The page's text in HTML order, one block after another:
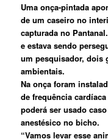
Uma onça-pintada
de um caseiro no
capturada no
e estava sendo
um pesquisador, dois
ambientais.
Na onça foram
de frequência
poderá ser usado
anestésico no bicho.
“Vamos levar esse